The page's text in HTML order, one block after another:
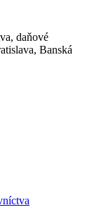
daňové
Banská